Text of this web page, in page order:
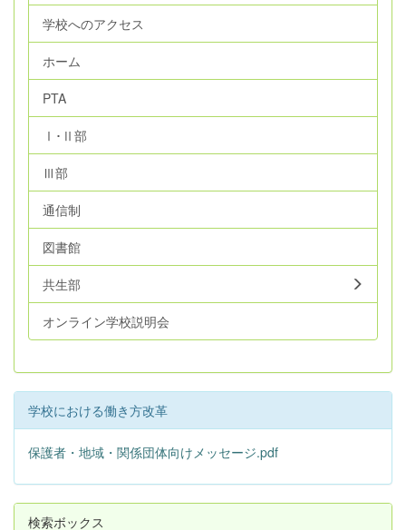
学校へのアクセス
ホーム
PTA
Ⅰ･Ⅱ部
Ⅲ部
通信制
図書館
共生部
オンライン学校説明会
学校における働き方改革
保護者・地域・関係団体向けメッセージ.pdf
検索ボックス